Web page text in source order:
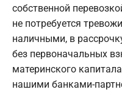
собственной
не потребуется
наличными, в
без первоначальных
материнского
нашими банками-